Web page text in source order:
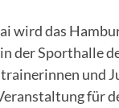
wird das
der Sporthalle
und
für